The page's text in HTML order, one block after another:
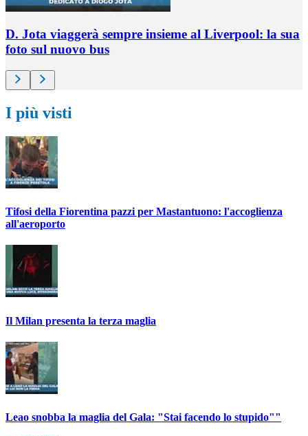
D. Jota viaggerà sempre insieme al Liverpool: la sua
foto sul nuovo bus
I più visti
Tifosi della Fiorentina pazzi per Mastantuono: l'accoglienza
all'aeroporto
Il Milan presenta la terza maglia
Leao snobba la maglia del Gala: "Stai facendo lo stupido""